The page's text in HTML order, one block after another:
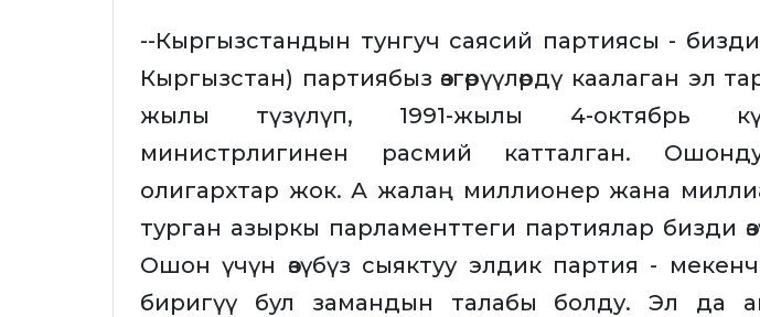
--Кыргызстандын тунгуч саясий партиясы -
Кыргызстан) партиябыз өзгөрүүлөрдү каалаган эл
жылы түзүлүп, 1991-жылы 4-октябрь
министрлигинен расмий катталган.
олигархтар жок. А жалаң миллионер жана
турган азыркы парламенттеги партиялар бизди
Ошон үчүн өзүбүз сыяктуу элдик партия -
биригүү бул замандын талабы болду. Эл да